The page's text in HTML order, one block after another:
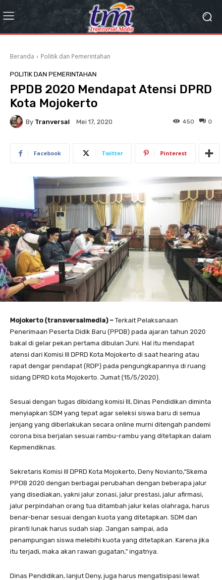
Beranda Politik dan Pemerintahan
POLITIK DAN PEMERINTAHAN
PPDB 2020 Mendapat Atensi DPRD
Kota Mojokerto
By Tranversal Mei 17, 2020 0
450
Facebook Twitter Pinterest
Mojokerto (transversalmedia) – Terkait Pelaksanaan
Penerimaan Peserta Didik Baru (PPDB) pada ajaran tahun 2020
bakal di gelar pekan pertama dibulan Juni. Hal itu mendapat
atensi dari Komisi III DPRD Kota Mojokerto di saat hearing atau
rapat dengar pendapat (RDP) pada pengungkapannya di ruang
sidang DPRD kota Mojokerto. Jumat (15/5/2020).
Sesuai dengan tugas dibidang komisi III, Dinas Pendidikan diminta
menyiapkan SDM yang tepat agar seleksi siswa baru di semua
jenjang yang diberlakukan secara online murni ditengah pandemi
corona bisa berjalan sesuai rambu-rambu yang ditetapkan dalam
Kepmendiknas.
Sekretaris Komisi III DPRD Kota Mojokerto, Deny Novianto,“Skema
PPDB 2020 dengan berbagai perubahan dengan beberapa jalur
yang disediakan, yakni jalur zonasi, jalur prestasi, jalur afirmasi,
jalur perpindahan orang tua ditambah jalur kelas olahraga, harus
benar-benar sesuai dengan kuota yang ditetapkan. SDM dan
piranti lunak harus sudah siap. Jangan sampai, ada
penampungan siswa melebihi kuota yang ditetapkan. Karena jika
itu terjadi, maka akan rawan gugatan,” ingatnya.
Dinas Pendidikan, lanjut Deny, juga harus mengatisipasi lewat